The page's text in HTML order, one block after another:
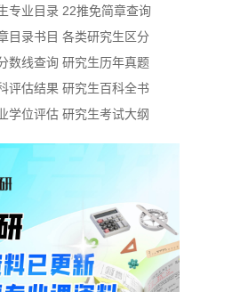
专业目录 22推免简章查询
目录书目 各类研究生区分
数线查询 研究生历年真题
评估结果 研究生百科全书
学位评估 研究生考试大纲